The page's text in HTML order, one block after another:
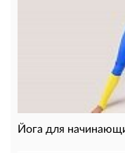
Йога для